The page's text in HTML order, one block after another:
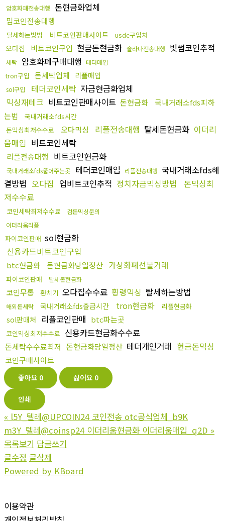
암호화폐전송대행 돈현금화업체
밈코인전송대행
탈세하는방법 비트코인판매사이트 usdc구입처
오다집 비트코인구입 현금돈현금화 솔라나전송대행 빗썸코인추적
세탁 암호화폐구매대행 테더매입
tron구입 돈세탁업체 리플매입
sol구입 테더코인세탁 자금현금화업체
믹싱재테크 비트코인판매사이트 돈현금화
국내거래소fds피하
는법
국내거래소fds시간
돈믹싱최저수수료
오다믹싱 리플전송대행 탈세돈현금화 이더리
움매입 비트코인세탁
리플전송대행 비트코인현금화
국내거래소fds뚫어주는곳 테더코인매입 리플전송대행 국내거래소fds해
결방법 오다집 업비트코인추적 정치자금믹싱방법
돈믹싱최
저수수료
코인세탁최저수수료
검돈믹싱문의
이더리움리플
파이코인판매 sol현금화
신용카드비트코인구입
btc현금화 돈현금화당일정산 가상화폐선물거래
파이코인판매 탈세돈현금화
코인무통 환치기 오다집수수료 횡령믹싱 탈세하는방법
해외돈세탁 국내거래소fds출금시간 tron현금화 리플현금화
sol판매처 리플코인판매 btc파는곳
코인믹싱최저수수료 신용카드현금화수수료
돈세탁수수료최저 돈현금화당일정산 테더개인거래 현금돈믹싱
코인구매사이트
좋아요 0 싫어요 0
인쇄
« l5Y_텔레@UPCOIN24 코인전송 otc공식업체_b9K
m3Y_텔레@coinsp24 이더리움현금화 이더리움매입_q2D »
목록보기 답글쓰기
글수정 글삭제
Powered by KBoard
이용약관